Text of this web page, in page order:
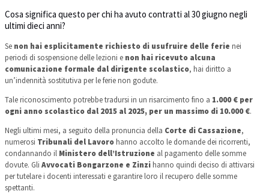
Cosa significa questo per chi ha avuto contratti al 30 giugno negli
ultimi dieci anni?
Se non hai esplicitamente richiesto di usufruire delle ferie nei
periodi di sospensione delle lezioni e non hai ricevuto alcuna
comunicazione formale dal dirigente scolastico, hai diritto a
un’indennità sostitutiva per le ferie non godute.
Tale riconoscimento potrebbe tradursi in un risarcimento fino a 1.000 € per
ogni anno scolastico dal 2015 al 2025, per un massimo di 10.000 €.
Negli ultimi mesi, a seguito della pronuncia della Corte di Cassazione,
numerosi Tribunali del Lavorohanno accolto le domande dei ricorrenti,
condannando il Ministero dell’Istruzione al pagamento delle somme
dovute. Gli Avvocati Bongarzone e Zinzihanno quindi deciso di attivarsi
per tutelare i docenti interessati e garantire loro il recupero delle somme
spettanti.